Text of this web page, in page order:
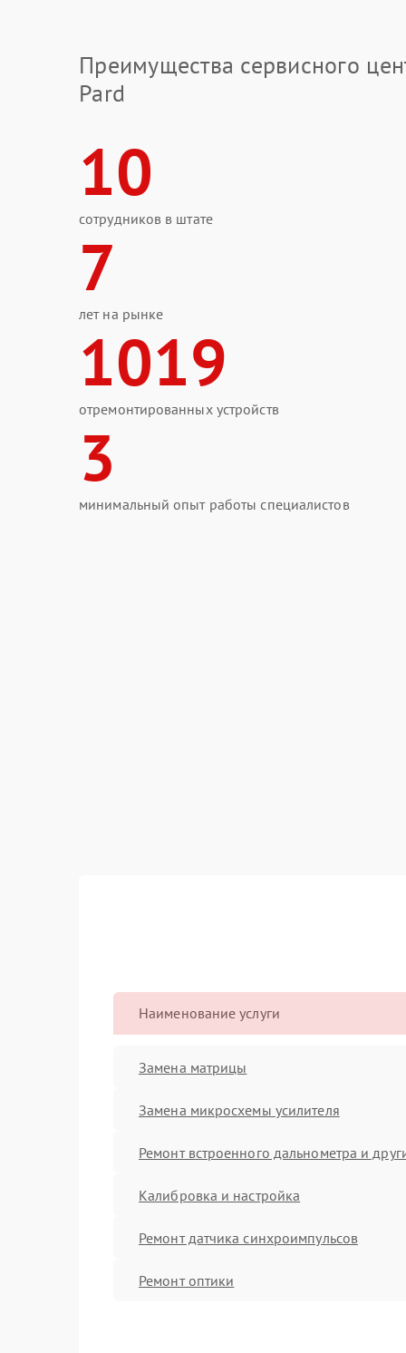
Преимущества сервисного
Pard
10
сотрудников в штате
7
лет на рынке
1019
отремонтированных устройств
3
минимальный опыт работы специалистов
Наименование услуги
Замена матрицы
Замена микросхемы усилителя
Ремонт встроенного дальнометра и
Калибровка и настройка
Ремонт датчика синхроимпульсов
Ремонт оптики